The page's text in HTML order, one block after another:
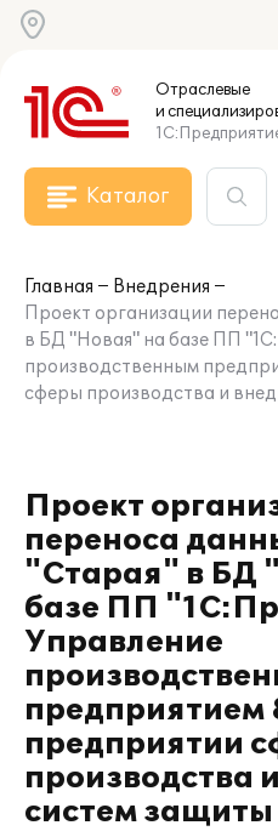
Отраслевые
и
Каталог
Главная
Внедрения
Проект организации
в БД "Новая" на базе ПП
производственным
сферы производства и
Проект
переноса
"Старая" в БД
базе ПП
Управление
предприятием
предприятии
производства
систем